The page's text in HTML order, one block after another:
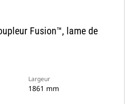
Fusion™, lame de
Largeur
1861 mm